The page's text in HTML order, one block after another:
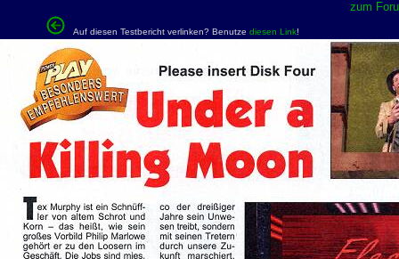
zum
Auf diesen Testbericht verlinken? Benutze diesen Link!